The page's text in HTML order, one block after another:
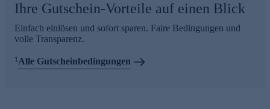
Ihre Gutschein-Vorteile auf einen Blick
Einfach einlösen und sofort sparen. Faire Bedingungen und
volle Transparenz.
1 Alle Gutscheinbedingungen